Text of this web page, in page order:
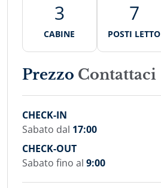
3
CABINE
7
POSTI LETTO
Prezzo Contattaci
CHECK-IN
Sabato dal 17:00
CHECK-OUT
Sabato fino al 9:00